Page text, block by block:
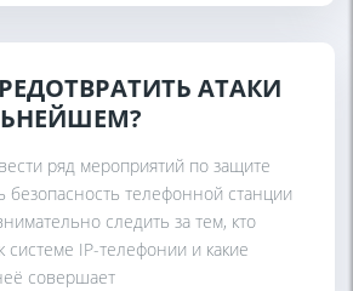
АТАКИ
ряд мероприятий по защите
безопасность телефонной станции
следить за тем, кто
системе IP-телефонии и какие
совершает